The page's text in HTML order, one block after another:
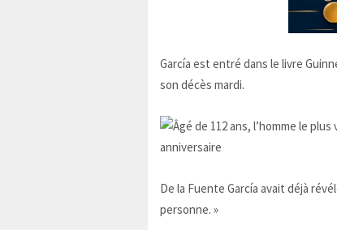
García est entré dans le livre
son décès mardi.
De la Fuente García avait déjà
personne. »